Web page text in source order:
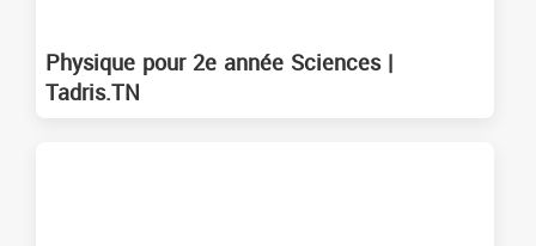
Physique pour 2e année Sciences |
Tadris.TN